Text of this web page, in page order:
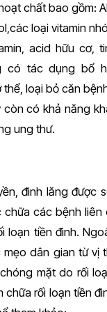
chất bao gồm:
loại vitamin
acid hữu cơ,
có tác dụng bổ
loại bỏ căn
còn có khả năng
ung thư.
đinh lăng được
các bệnh liên
loạn tiền đình.
dân gian từ vị
mặt do rối
chữa rối loạn tiền